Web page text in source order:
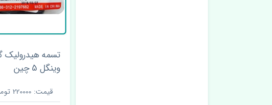
تسمه هیدرولیک
وینگل 5 چین
قیمت: 220000 تومان